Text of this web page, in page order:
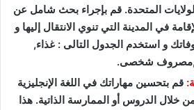
المتحدة. قم بإجراء بحث شامل عن
في المدينة التي تنوي الانتقال إليها و
و استخدم الجدول التالى : غذاء,
شخصى.
قم بتحسين مهاراتك في اللغة الإنجليزية
خلال الدروس أو الممارسة الذاتية. هذا